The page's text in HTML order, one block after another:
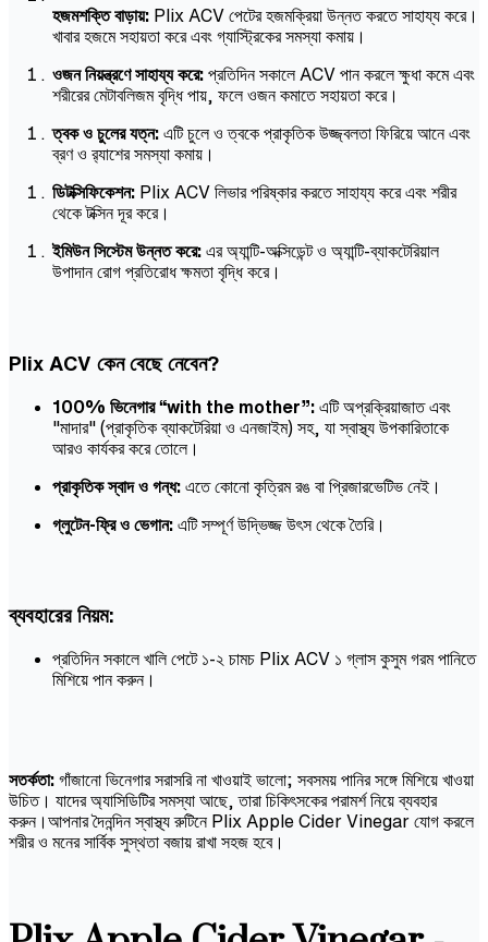
হজমশক্তি বাড়ায়: Plix ACV পেটের হজমক্রিয়া উন্নত করতে সাহায্য করে।
খাবার হজমে সহায়তা করে এবং গ্যাস্ট্রিকের সমস্যা কমায়।
ওজন নিয়ন্ত্রণে সাহায্য করে: প্রতিদিন সকালে ACV পান করলে ক্ষুধা কমে এবং
শরীরের মেটাবলিজম বৃদ্ধি পায়, ফলে ওজন কমাতে সহায়তা করে।
ত্বক ও চুলের যত্ন: এটি চুলে ও ত্বকে প্রাকৃতিক উজ্জ্বলতা ফিরিয়ে আনে এবং
ব্রণ ও র‍্যাশের সমস্যা কমায়।
ডিটক্সিফিকেশন: Plix ACV লিভার পরিষ্কার করতে সাহায্য করে এবং শরীর
থেকে টক্সিন দূর করে।
ইমিউন সিস্টেম উন্নত করে: এর অ্যান্টি-অক্সিডেন্ট ও অ্যান্টি-ব্যাকটেরিয়াল
উপাদান রোগ প্রতিরোধ ক্ষমতা বৃদ্ধি করে।
Plix ACV কেন বেছে নেবেন?
100% ভিনেগার “with the mother”: এটি অপ্রক্রিয়াজাত এবং
"মাদার" (প্রাকৃতিক ব্যাকটেরিয়া ও এনজাইম) সহ, যা স্বাস্থ্য উপকারিতাকে
আরও কার্যকর করে তোলে।
প্রাকৃতিক স্বাদ ও গন্ধ: এতে কোনো কৃত্রিম রঙ বা প্রিজারভেটিভ নেই।
গ্লুটেন-ফ্রি ও ভেগান: এটি সম্পূর্ণ উদ্ভিজ্জ উৎস থেকে তৈরি।
ব্যবহারের নিয়ম:
প্রতিদিন সকালে খালি পেটে ১-২ চামচ Plix ACV ১ গ্লাস কুসুম গরম পানিতে
মিশিয়ে পান করুন।
সতর্কতা: গাঁজানো ভিনেগার সরাসরি না খাওয়াই ভালো; সবসময় পানির সঙ্গে মিশিয়ে খাওয়া
উচিত। যাদের অ্যাসিডিটির সমস্যা আছে, তারা চিকিৎসকের পরামর্শ নিয়ে ব্যবহার
করুন।আপনার দৈনন্দিন স্বাস্থ্য রুটিনে Plix Apple Cider Vinegar যোগ করলে
শরীর ও মনের সার্বিক সুস্থতা বজায় রাখা সহজ হবে।